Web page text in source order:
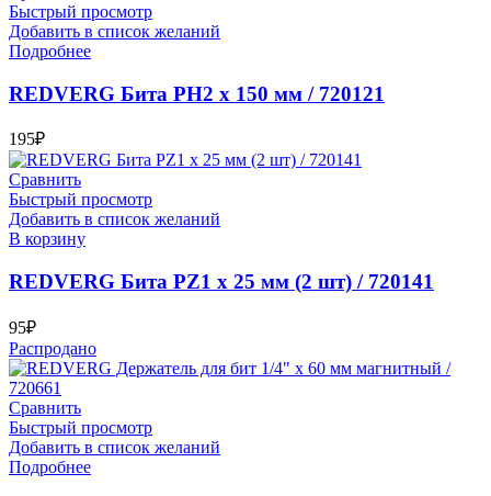
Быстрый просмотр
Добавить в список желаний
Подробнее
REDVERG Бита PH2 х 150 мм / 720121
195₽
Сравнить
Быстрый просмотр
Добавить в список желаний
В корзину
REDVERG Бита PZ1 х 25 мм (2 шт) / 720141
95₽
Распродано
Сравнить
Быстрый просмотр
Добавить в список желаний
Подробнее